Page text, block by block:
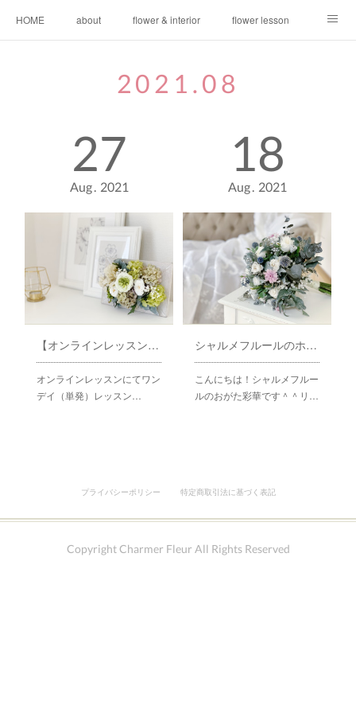
HOME about flower & interior flower lesson
2021 .08
27
Aug 2021
【オンラインレッスン】ご予約〜レッスンまでの流れ
オンラインレッスンにてワン
デイ（単発）レッスン…
18
Aug 2021
シャルメフルールのホームページ、リニューアルしました＾＾
こんにちは！シャルメフルー
ルのおがた彩華です＾＾リ…
プライバシーポリシー 特定商取引法に基づく表記
Copyright Charmer Fleur All Rights Reserved